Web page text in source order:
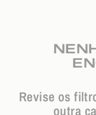
Revise os
outra